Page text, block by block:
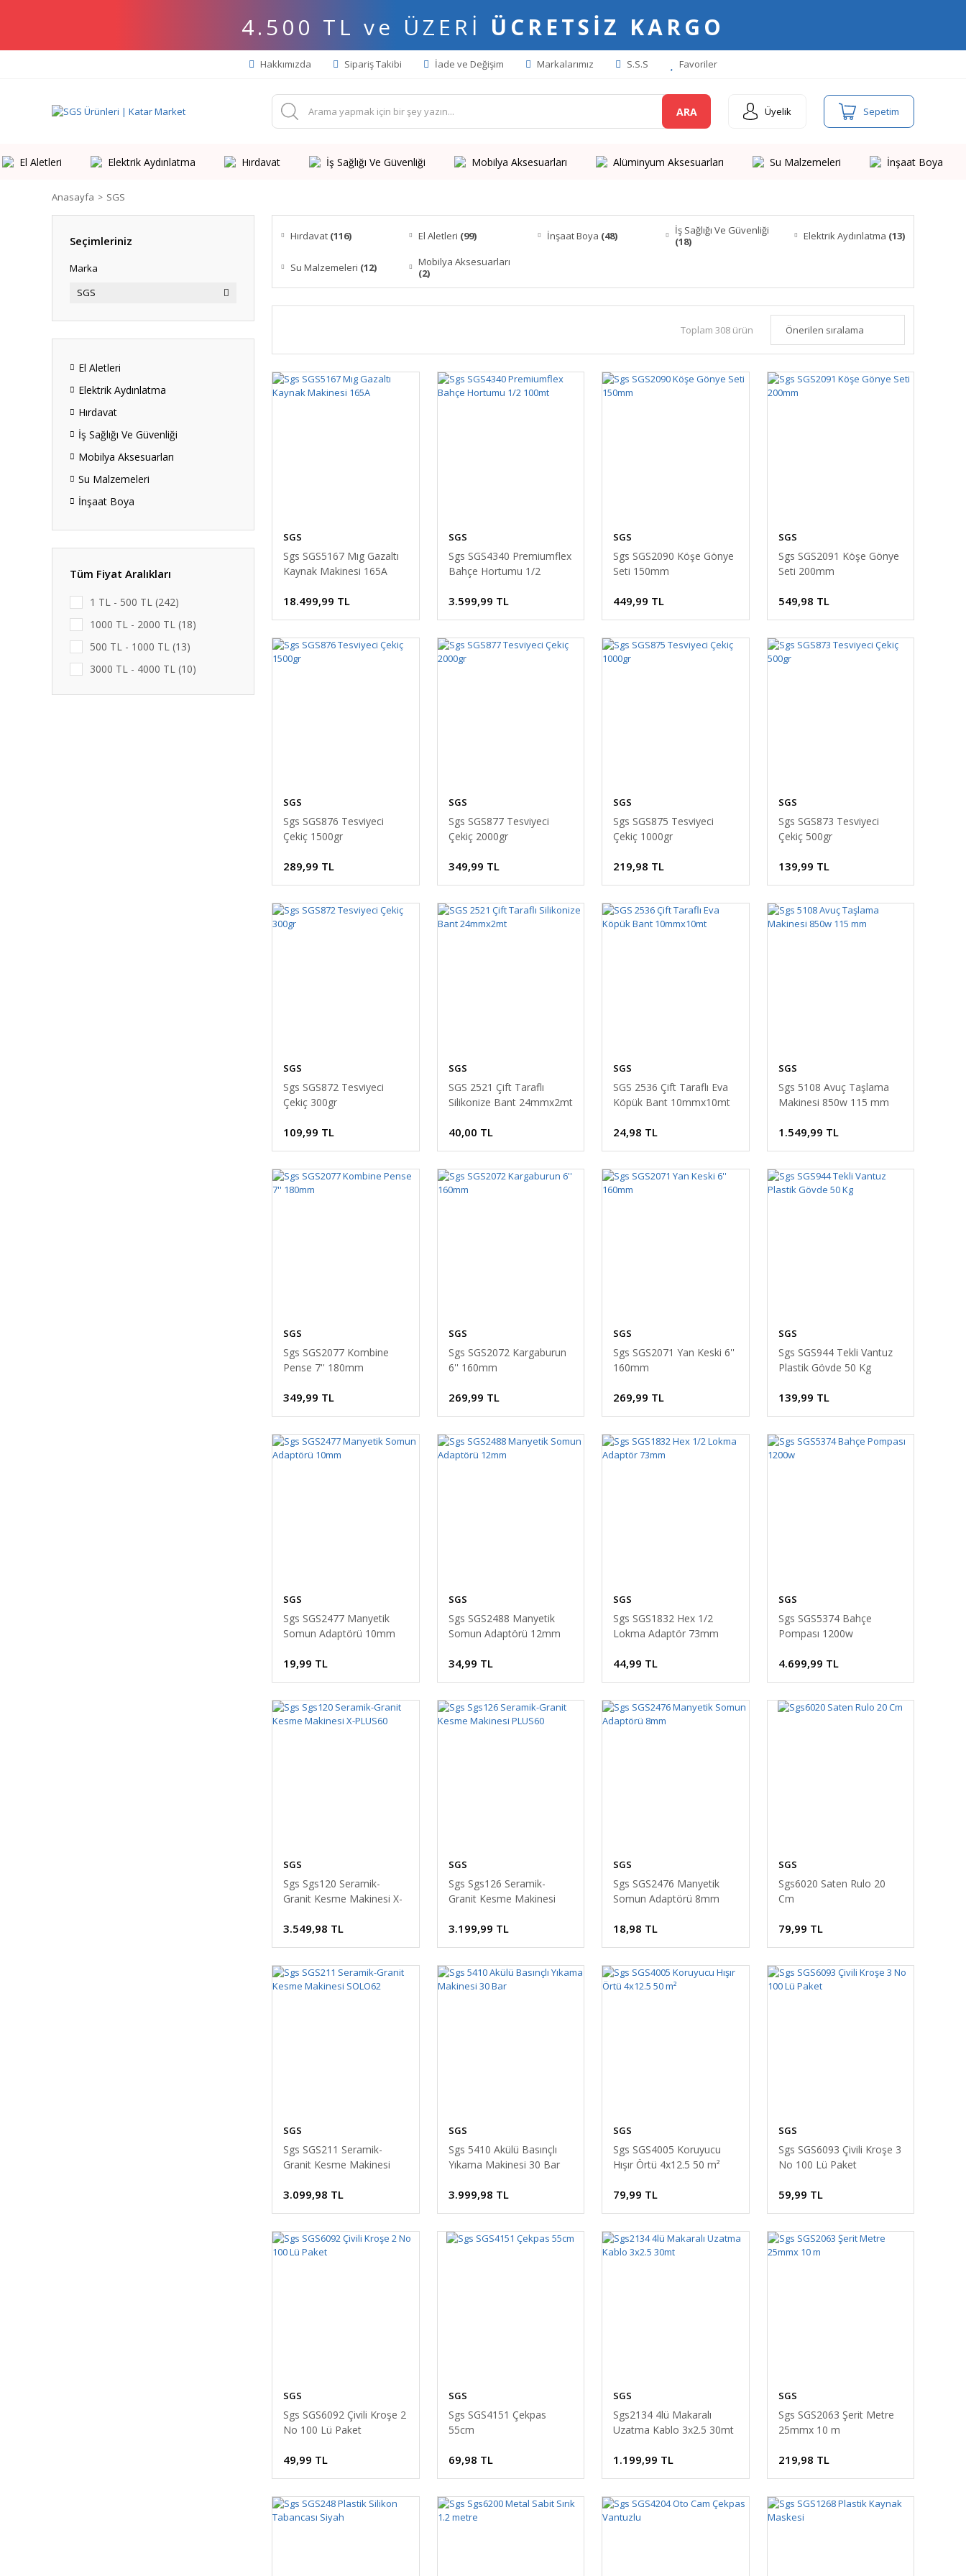
4.500 TL ve ÜZERİ ÜCRETSİZ KARGO
Hakkımızda Sipariş Takibi İade ve Değişim Markalarımız S.S.S Favoriler
ARA Üyelik Sepetim
El Aletleri Elektrik Aydınlatma Hırdavat İş Sağlığı Ve Güvenliği Mobilya Aksesuarları Alüminyum Aksesuarları Su Malzemeleri İnşaat Boya
Anasayfa SGS
Seçimleriniz
Marka
SGS
El Aletleri
Elektrik Aydınlatma
Hırdavat
İş Sağlığı Ve Güvenliği
Mobilya Aksesuarları
Su Malzemeleri
İnşaat Boya
Tüm Fiyat Aralıkları
1 TL - 500 TL (242)
1000 TL - 2000 TL (18)
500 TL - 1000 TL (13)
3000 TL - 4000 TL (10)
2000 TL - 3000 TL (8)
Hırdavat (116) El Aletleri (99) İnşaat Boya (48)
İş Sağlığı Ve Güvenliği
(18)
Elektrik Aydınlatma (13)
Su Malzemeleri (12)
Mobilya Aksesuarları
(2)
Toplam 308 ürün
SGS
Sgs SGS5167 Mıg Gazaltı
Kaynak Makinesi 165A
18.499,99 TL
SGS
Sgs SGS4340 Premiumflex
Bahçe Hortumu 1/2
3.599,99 TL
SGS
Sgs SGS2090 Köşe Gönye
Seti 150mm
449,99 TL
SGS
Sgs SGS2091 Köşe Gönye
Seti 200mm
549,98 TL
SGS
Sgs SGS876 Tesviyeci
Çekiç 1500gr
289,99 TL
SGS
Sgs SGS877 Tesviyeci
Çekiç 2000gr
349,99 TL
SGS
Sgs SGS875 Tesviyeci
Çekiç 1000gr
219,98 TL
SGS
Sgs SGS873 Tesviyeci
Çekiç 500gr
139,99 TL
SGS
Sgs SGS872 Tesviyeci
Çekiç 300gr
109,99 TL
SGS
SGS 2521 Çift Taraflı
Silikonize Bant 24mmx2mt
40,00 TL
SGS
SGS 2536 Çift Taraflı Eva
Köpük Bant 10mmx10mt
24,98 TL
SGS
Sgs 5108 Avuç Taşlama
Makinesi 850w 115 mm
1.549,99 TL
SGS
Sgs SGS2077 Kombine
Pense 7'' 180mm
349,99 TL
SGS
Sgs SGS2072 Kargaburun
6'' 160mm
269,99 TL
SGS
Sgs SGS2071 Yan Keski 6''
160mm
269,99 TL
SGS
Sgs SGS944 Tekli Vantuz
Plastik Gövde 50 Kg
139,99 TL
SGS
Sgs SGS2477 Manyetik
Somun Adaptörü 10mm
19,99 TL
SGS
Sgs SGS2488 Manyetik
Somun Adaptörü 12mm
34,99 TL
SGS
Sgs SGS1832 Hex 1/2
Lokma Adaptör 73mm
44,99 TL
SGS
Sgs SGS5374 Bahçe
Pompası 1200w
4.699,99 TL
SGS
Sgs Sgs120 Seramik-
Granit Kesme Makinesi X-
3.549,98 TL
SGS
Sgs Sgs126 Seramik-
Granit Kesme Makinesi
3.199,99 TL
SGS
Sgs SGS2476 Manyetik
Somun Adaptörü 8mm
18,98 TL
SGS
Sgs6020 Saten Rulo 20
Cm
79,99 TL
SGS
Sgs SGS211 Seramik-
Granit Kesme Makinesi
3.099,98 TL
SGS
Sgs 5410 Akülü Basınçlı
Yıkama Makinesi 30 Bar
3.999,98 TL
SGS
Sgs SGS4005 Koruyucu
Hışır Örtü 4x12.5 50 m²
79,99 TL
SGS
Sgs SGS6093 Çivili Kroşe 3
No 100 Lü Paket
59,99 TL
SGS
Sgs SGS6092 Çivili Kroşe 2
No 100 Lü Paket
49,99 TL
SGS
Sgs SGS4151 Çekpas
55cm
69,98 TL
SGS
Sgs2134 4lü Makaralı
Uzatma Kablo 3x2.5 30mt
1.199,99 TL
SGS
Sgs SGS2063 Şerit Metre
25mmx 10 m
219,98 TL